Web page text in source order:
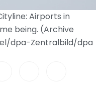
Airports in
being. (Archive
dpa-Zentralbild/dpa